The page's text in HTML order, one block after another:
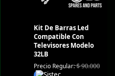
Kit De Barras Led
Compatible Con
Televisores Modelo
32LB
Precio Regular:$90.000